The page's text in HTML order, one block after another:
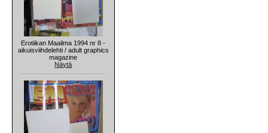
Erotiikan Maailma 1994 nr 8 -
aikuisviihdelehti / adult graphics
magazine
Näytä